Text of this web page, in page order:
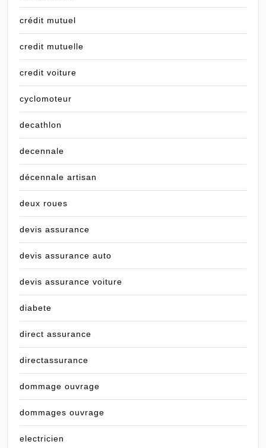
crédit mutuel
credit mutuelle
credit voiture
cyclomoteur
decathlon
decennale
décennale artisan
deux roues
devis assurance
devis assurance auto
devis assurance voiture
diabete
direct assurance
directassurance
dommage ouvrage
dommages ouvrage
electricien